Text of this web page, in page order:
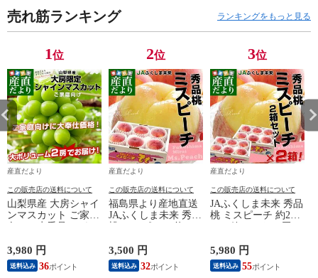
売れ筋ランキング ランキングをもっと見る
1位
産直だより
この販売店の送料について
山梨県産 大房シャイ
ンマスカット ご家庭
向け・赤秀品 1.1キ
（2房）送料無料 ぶ
どう ブドウ 種なし
ぶどう 葡萄 ※クー
3,980 円
送料込み 36
2位
産直だより
この販売店の送料について
福島県より産地直送
JAふくしま未来 秀品
桃 ミスピーチ 約２
料無料 もも 桃 お中
元 ギフト
3,500 円
送料込み 32
3位
産直だより
この販売店の送料について
JAふくしま未来 秀品
桃 ミスピーチ 約2キ
ロ×2箱セット (5玉か
もも 桃 ギフト 夏ギ
フト お中元
5,980 円
送料込み 55